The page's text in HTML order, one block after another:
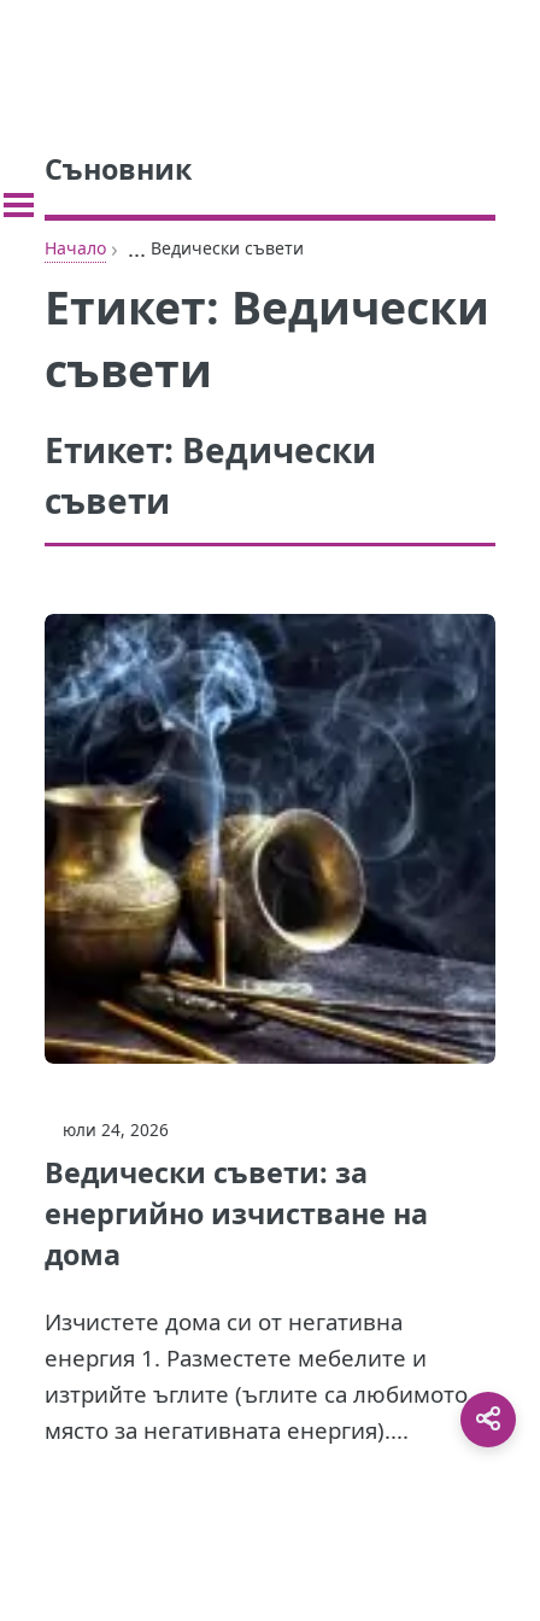
Съновник
Начало › ... Ведически съвети
Етикет: Ведически
съвети
Етикет: Ведически
съвети
юли 24, 2026
Ведически съвети: за
енергийно изчистване на
дома
Изчистете дома си от негативна
енергия 1. Разместете мебелите и
изтрийте ъглите (ъглите са любимото
място за негативната енергия)....